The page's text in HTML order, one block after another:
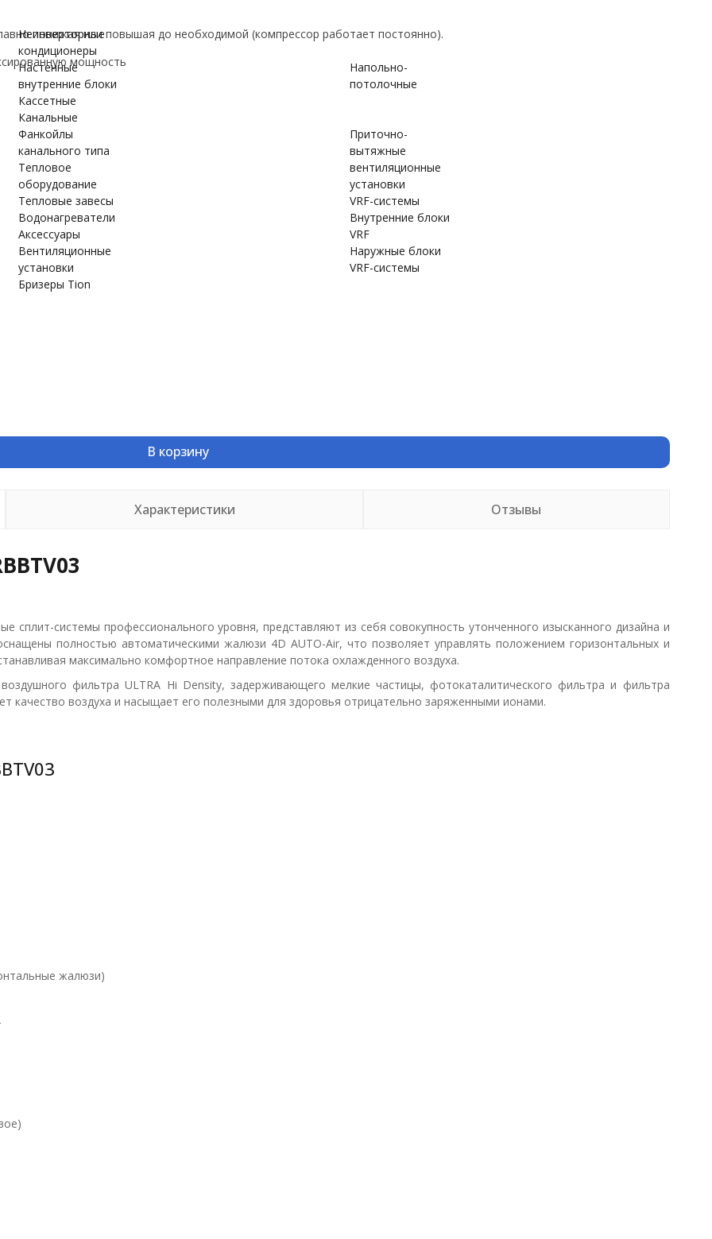
Неинверторные
кондиционеры
Настенные
внутренние блоки
Кассетные
Канальные
Напольно-
потолочные
Фанкойлы
канального типа
Тепловое
оборудование
Тепловые завесы
Водонагреватели
Аксессуары
Вентиляционные
установки
Бризеры Tion
Приточно-
вытяжные
вентиляционные
установки
VRF-системы
Внутренние блоки
VRF
Наружные блоки
VRF-системы
понижая или повышая до необходимой (компрессор работает постоянно).
мощность
В корзину
Характеристики Отзывы
сплит-системы профессионального уровня, представляют из себя совокупность утонченного изысканного дизайна и
полностью автоматическими жалюзи 4D AUTO-Air, что позволяет управлять положением горизонтальных и
максимально комфортное направление потока охлажденного воздуха.
фильтра ULTRA Hi Density, задерживающего мелкие частицы, фотокаталитического фильтра и фильтра
качество воздуха и насыщает его полезными для здоровья отрицательно заряженными ионами.
жалюзи)